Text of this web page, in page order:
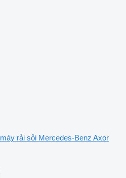
máy rải sỏi Mercedes-Benz Axor